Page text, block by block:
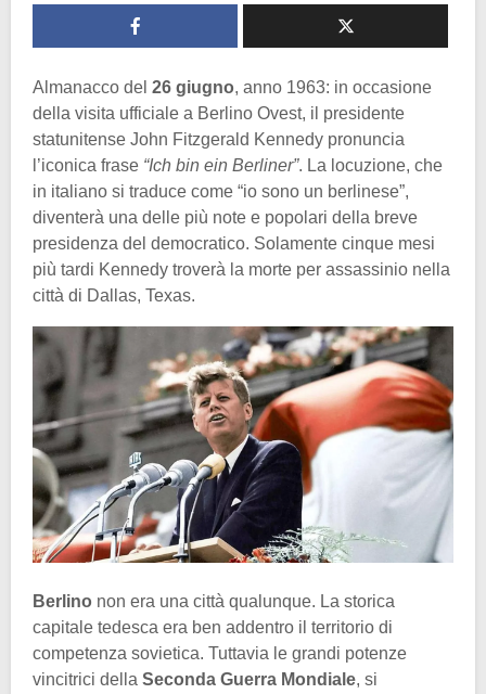
Almanacco del 26 giugno, anno 1963: in occasione
della visita ufficiale a Berlino Ovest, il presidente
statunitense John Fitzgerald Kennedy pronuncia
l’iconica frase “Ich bin ein Berliner”. La locuzione, che
in italiano si traduce come “io sono un berlinese”,
diventerà una delle più note e popolari della breve
presidenza del democratico. Solamente cinque mesi
più tardi Kennedy troverà la morte per assassinio nella
città di Dallas, Texas.
Berlino non era una città qualunque. La storica
capitale tedesca era ben addentro il territorio di
competenza sovietica. Tuttavia le grandi potenze
vincitrici della Seconda Guerra Mondiale, si